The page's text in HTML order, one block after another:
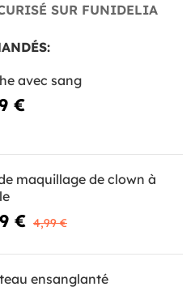
SUR FUNIDELIA
avec sang
€
maquillage de clown à
€ 4,99 €
ensanglanté